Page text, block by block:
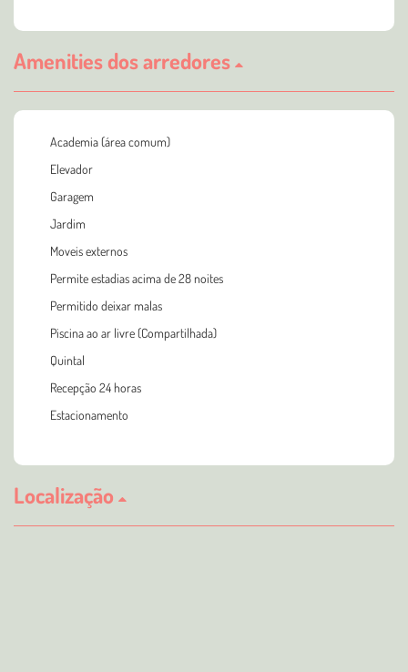
Amenities dos arredores
Academia (área comum)
Elevador
Garagem
Jardim
Moveis externos
Permite estadias acima de 28 noites
Permitido deixar malas
Piscina ao ar livre (Compartilhada)
Quintal
Recepção 24 horas
Estacionamento
Localização